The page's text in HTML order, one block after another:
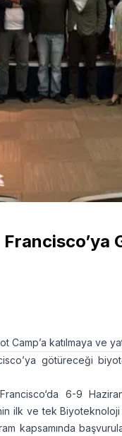
katılmaya ve
götüreceği
6-9
ilk ve tek Biyoteknoloji
kapsamında